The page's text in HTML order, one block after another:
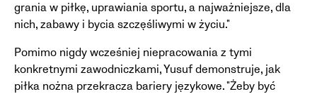
grania w piłkę, uprawiania sportu, a najważniejsze, dla
nich, zabawy i bycia szczęśliwymi w życiu."
Pomimo nigdy wcześniej niepracowania z tymi
konkretnymi zawodniczkami, Yusuf demonstruje, jak
piłka nożna przekracza bariery językowe. "Żeby być